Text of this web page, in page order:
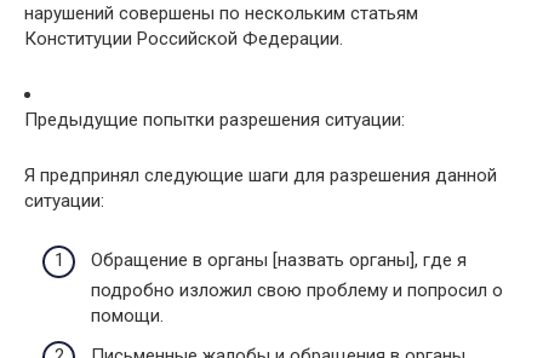
нарушений совершены по нескольким статьям
Конституции Российской Федерации.
Предыдущие попытки разрешения ситуации:
Я предпринял следующие шаги для разрешения данной
ситуации:
Обращение в органы [назвать органы], где я
подробно изложил свою проблему и попросил о
помощи.